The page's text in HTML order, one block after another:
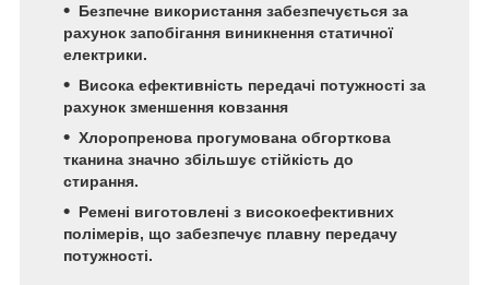
Безпечне використання забезпечується за
рахунок запобігання виникнення статичної
електрики.
Висока ефективність передачі потужності за
рахунок зменшення ковзання
Хлоропренова прогумована обгорткова
тканина значно збільшує стійкість до
стирання.
Ремені виготовлені з високоефективних
полімерів, що забезпечує плавну передачу
потужності.